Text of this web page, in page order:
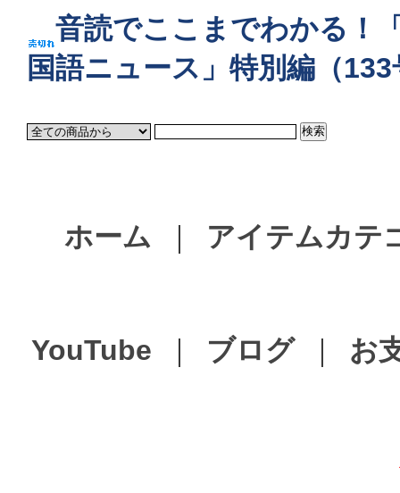
音読でここまでわかる！
国語ニュース」特別編（133
ホーム アイテムカテ
YouTube ブログ お